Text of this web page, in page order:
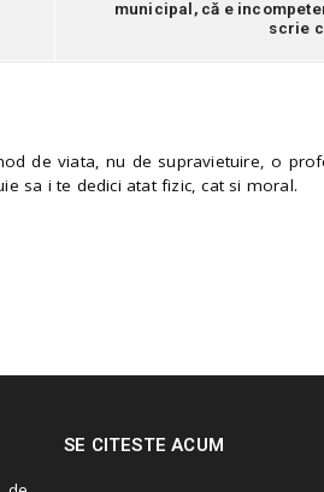
municipal, că e
scrie
de viata, nu de supravietuire, o
sa i te dedici atat fizic, cat si moral.
SE CITESTE ACUM